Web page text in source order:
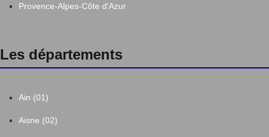
Provence-Alpes-Côte d'Azur
Les départements
Ain (01)
Aisne (02)